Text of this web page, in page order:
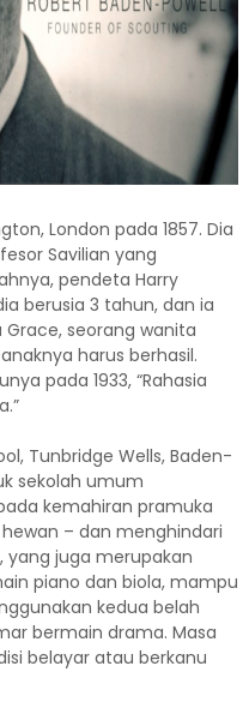
London pada 1857. Dia
Savilian yang
pendeta Harry
berusia 3 tahun, dan ia
seorang wanita
harus berhasil.
pada 1933, “Rahasia
Tunbridge Wells, Baden-
sekolah umum
kemahiran pramuka
– dan menghindari
yang juga merupakan
piano dan biola, mampu
kedua belah
bermain drama. Masa
belayar atau berkanu